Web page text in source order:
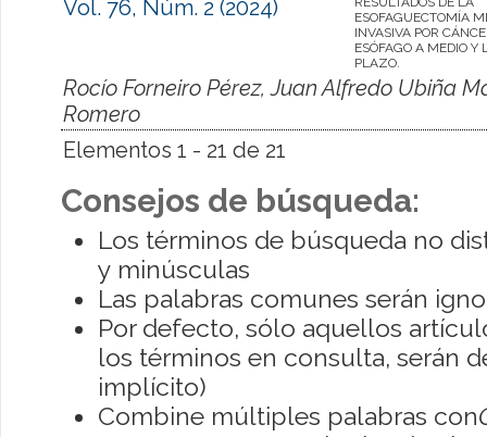
Vol. 76, Núm. 2 (2024)
ESOFAGUECTOMÍA
INVASIVA POR
ESÓFAGO A MEDIO Y
PLAZO.
Rocío Forneiro Pérez, Juan Alfredo Ubiña
Romero
Elementos 1 - 21 de 21
Consejos de búsqueda:
Los términos de búsqueda no
y minúsculas
Las palabras comunes serán
Por defecto, sólo aquellos
los términos en consulta, serán
implícito)
Combine múltiples palabras con